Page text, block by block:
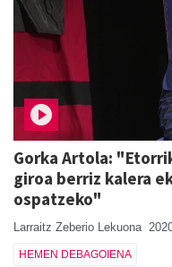
Gorka Artola:
giroa berriz kalera
ospatzeko"
Larraitz Zeberio Lekuona
HEMEN DEBAGOIENA